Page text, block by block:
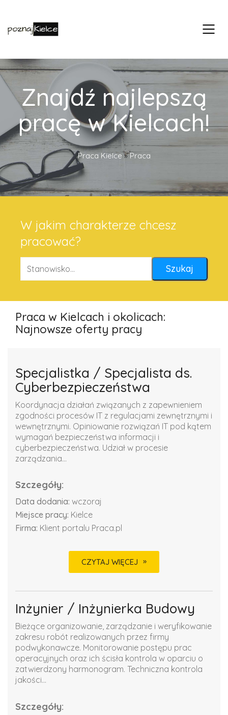
Znajdź najlepszą
pracę w Kielcach!
Praca Kielce»Praca
W jakim charakterze chcesz
pracować?
Praca w Kielcach i okolicach:
Najnowsze oferty pracy
Specjalistka / Specjalista ds.
Cyberbezpieczeństwa
Koordynacja działań związanych z zapewnieniem
zgodności procesów IT z regulacjami zewnętrznymi i
wewnętrznymi. Opiniowanie rozwiązań IT pod kątem
wymagań bezpieczeństwa informacji i
cyberbezpieczeństwa. Udział w procesie
zarządzania...
Szczegóły:
Data dodania: wczoraj
Miejsce pracy: Kielce
Firma: Klient portalu Praca.pl
CZYTAJ WIĘCEJ
Inżynier / Inżynierka Budowy
Bieżące organizowanie, zarządzanie i weryfikowanie
zakresu robót realizowanych przez firmy
podwykonawcze. Monitorowanie postępu prac
operacyjnych oraz ich ścisła kontrola w oparciu o
zatwierdzony harmonogram. Techniczna kontrola
jakości...
Szczegóły: